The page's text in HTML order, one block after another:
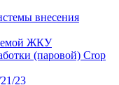
внесения
ЖКУ
(паровой) Crop
23